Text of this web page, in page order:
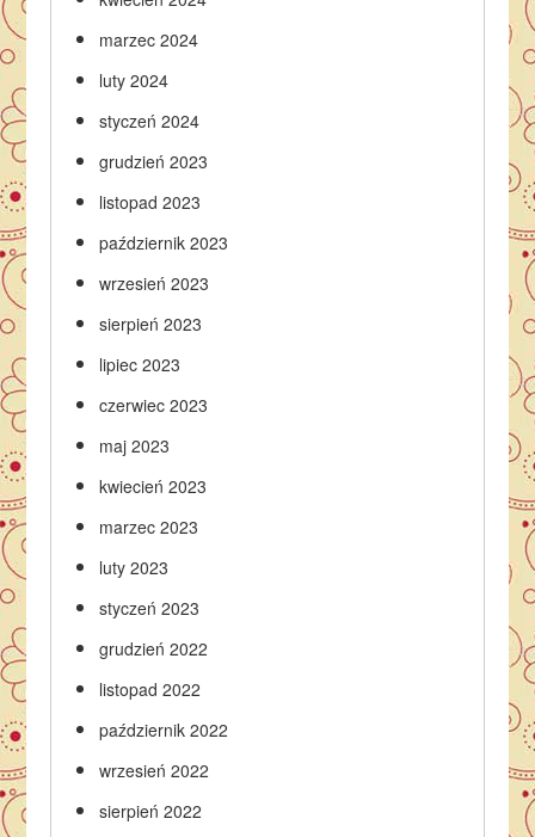
marzec 2024
luty 2024
styczeń 2024
grudzień 2023
listopad 2023
październik 2023
wrzesień 2023
sierpień 2023
lipiec 2023
czerwiec 2023
maj 2023
kwiecień 2023
marzec 2023
luty 2023
styczeń 2023
grudzień 2022
listopad 2022
październik 2022
wrzesień 2022
sierpień 2022